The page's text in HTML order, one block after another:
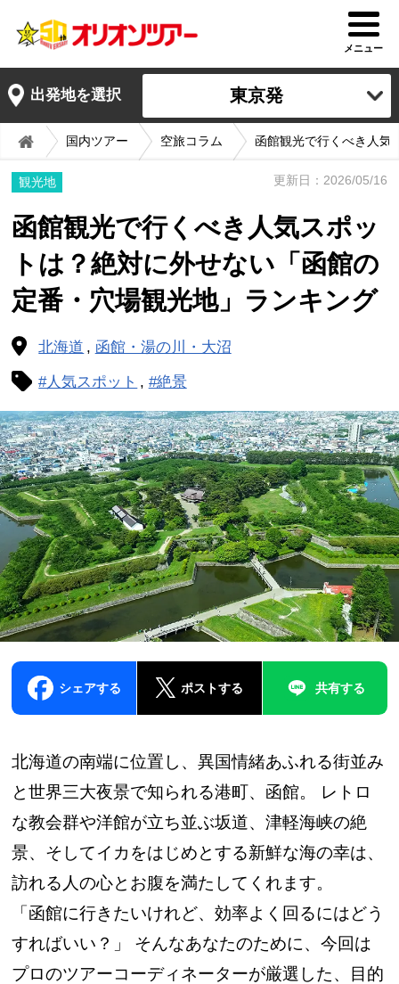
メニュー
出発地を選択 東京発
国内ツアー 空旅コラム 函館観光で行くべき人気
観光地
北海道 函館・湯の川・大沼
更新日：2026/05/16
函館観光で行くべき人気スポッ
トは？絶対に外せない「函館の
定番・穴場観光地」ランキング
#人気スポット #絶景
シェアする ポストする 共有する
北海道の南端に位置し、異国情緒あふれる街並み
と世界三大夜景で知られる港町、函館。 レトロ
な教会群や洋館が立ち並ぶ坂道、津軽海峡の絶
景、そしてイカをはじめとする新鮮な海の幸は、
訪れる人の心とお腹を満たしてくれます。
「函館に行きたいけれど、効率よく回るにはどう
すればいい？」 そんなあなたのために、今回は
プロのツアーコーディネーターが厳選した、目的